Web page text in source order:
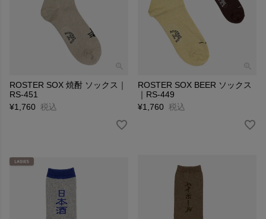
ROSTER SOX 焼酎 ソックス｜
RS-451
¥1,760 税込
ROSTER SOX BEER ソックス
｜RS-449
¥1,760 税込